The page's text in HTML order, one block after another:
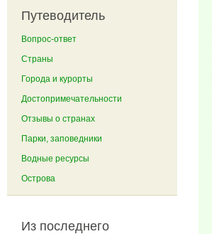
Путеводитель
Вопрос-ответ
Страны
Города и курорты
Достопримечательности
Отзывы о странах
Парки, заповедники
Водные ресурсы
Острова
Из последнего